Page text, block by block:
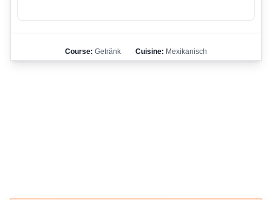
Course: Getränk Cuisine: Mexikanisch